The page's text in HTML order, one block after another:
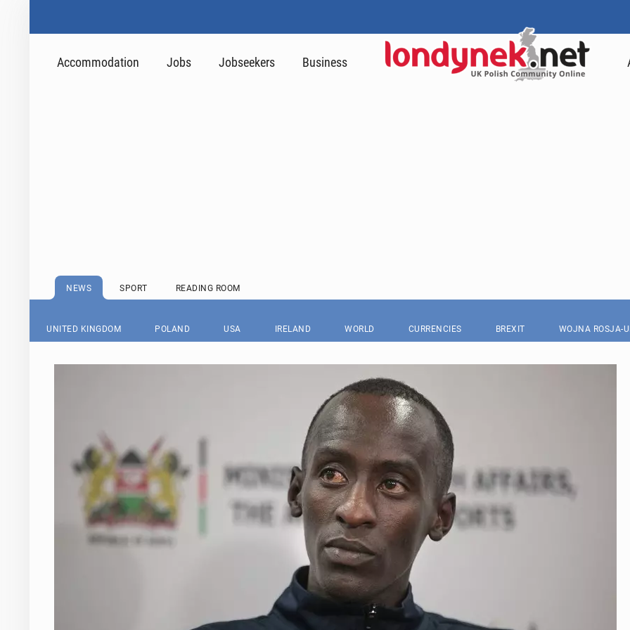
Accommodation Jobs Jobseekers Business
NEWS SPORT READING ROOM
UNITED KINGDOM POLAND USA IRELAND WORLD CURRENCIES BREXIT WOJNA ROSJA-